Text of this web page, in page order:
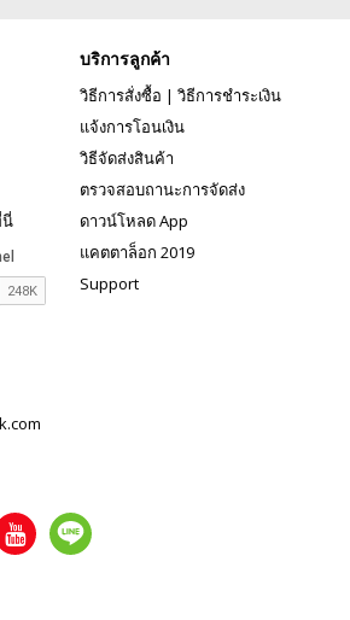
นี่
บริการลูกค้า
วิธีการสั่งซื้อ | วิธีการชำระเงิน
แจ้งการโอนเงิน
วิธีจัดส่งสินค้า
ตรวจสอบถานะการจัดส่ง
ดาวน์โหลด App
แคตตาล็อก 2019
Support